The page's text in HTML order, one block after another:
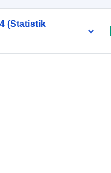
(Statistik